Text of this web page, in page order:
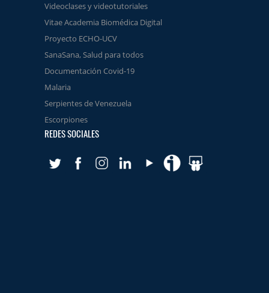
Videoclases y videotutoriales
Vitae Academia Biomédica Digital
Proyecto ECHO-UCV
SanaSana, Salud para todos
Documentación Covid-19
Malaria
Serpientes de Venezuela
Escorpiones
REDES SOCIALES